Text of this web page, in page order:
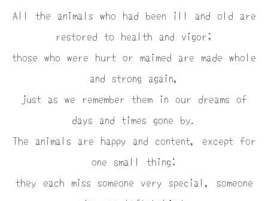
All the animals who had been ill and old are
restored to health and vigor;
those who were hurt or maimed are made whole
and strong again,
just as we remember them in our dreams of
days and times gone by.
The animals are happy and content, except for
one small thing:
they each miss someone very special, someone